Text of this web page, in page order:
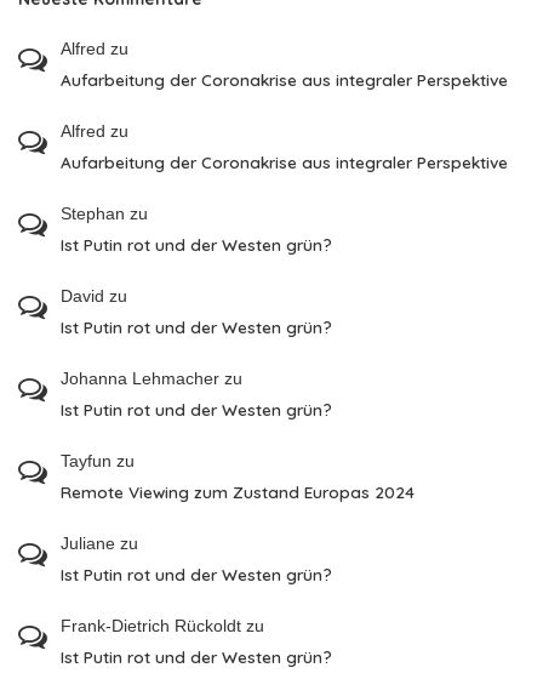
Alfred zu
Aufarbeitung der Coronakrise aus integraler Perspektive
Alfred zu
Aufarbeitung der Coronakrise aus integraler Perspektive
Stephan zu
Ist Putin rot und der Westen grün?
David zu
Ist Putin rot und der Westen grün?
Johanna Lehmacher zu
Ist Putin rot und der Westen grün?
Tayfun zu
Remote Viewing zum Zustand Europas 2024
Juliane zu
Ist Putin rot und der Westen grün?
Frank-Dietrich Rückoldt zu
Ist Putin rot und der Westen grün?